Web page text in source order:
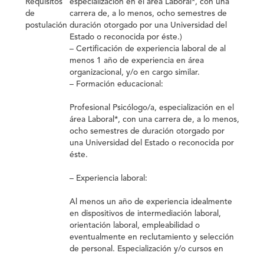
Requisitos
de
postulación
especialización en el área Laboral*, con una
carrera de, a lo menos, ocho semestres de
duración otorgado por una Universidad del
Estado o reconocida por éste.)
– Certificación de experiencia laboral de al
menos 1 año de experiencia en área
organizacional, y/o en cargo similar.
– Formación educacional:
Profesional Psicólogo/a, especialización en el
área Laboral*, con una carrera de, a lo menos,
ocho semestres de duración otorgado por
una Universidad del Estado o reconocida por
éste.
– Experiencia laboral:
Al menos un año de experiencia idealmente
en dispositivos de intermediación laboral,
orientación laboral, empleabilidad o
eventualmente en reclutamiento y selección
de personal. Especialización y/o cursos en